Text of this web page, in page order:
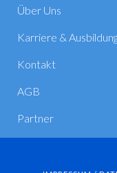
Über Uns
Karriere &
Kontakt
AGB
Partner